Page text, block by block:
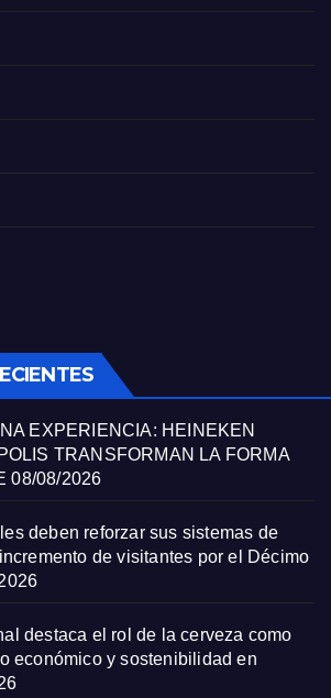
EXPERIENCIA: HEINEKEN
TRANSFORMAN LA FORMA
08/08/2026
deben reforzar sus sistemas de
de visitantes por el Décimo
destaca el rol de la cerveza como
económico y sostenibilidad en